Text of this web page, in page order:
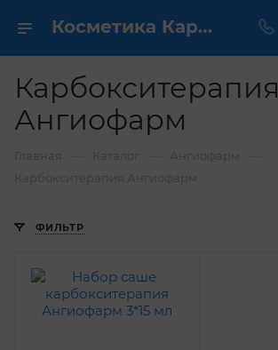
Косметика Карбокситерапия Ангиофарм - купить в интернет магазине ✔️ по выгодной цене
Карбокситерапия
Ангиофарм
ФИЛЬТР